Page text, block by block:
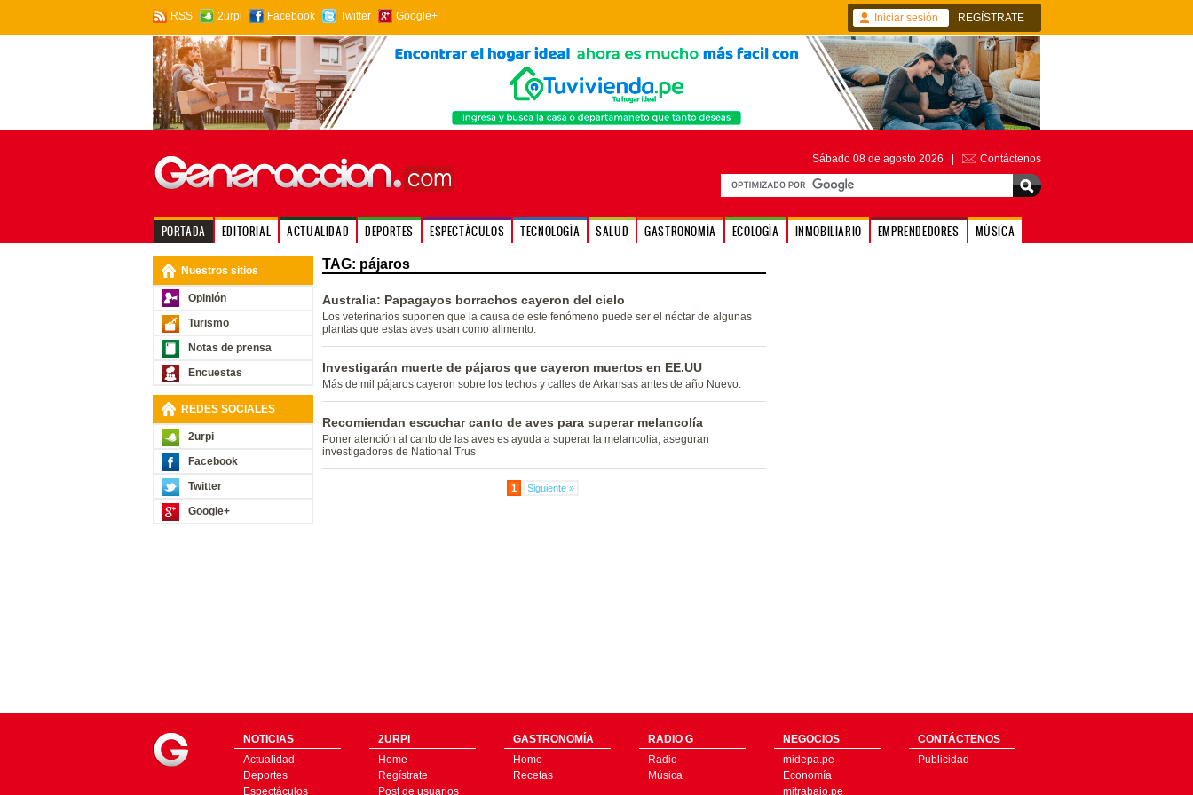
RSS 2urpi Facebook Twitter Google+ Iniciar sesión REGÍSTRATE
Sábado 08 de agosto 2026 | Contáctenos
PORTADA EDITORIAL ACTUALIDAD DEPORTES ESPECTÁCULOS TECNOLOGÍA SALUD GASTRONOMÍA ECOLOGÍA INMOBILIARIO EMPRENDEDORES MÚSICA
Nuestros sitios
Opinión
Turismo
Notas de prensa
Encuestas
REDES SOCIALES
2urpi
Facebook
Twitter
Google+
TAG: pájaros
Australia: Papagayos borrachos cayeron del cielo
Los veterinarios suponen que la causa de este fenómeno puede ser el néctar de algunas
plantas que estas aves usan como alimento.
Investigarán muerte de pájaros que cayeron muertos en EE.UU
Más de mil pájaros cayeron sobre los techos y calles de Arkansas antes de año Nuevo.
Recomiendan escuchar canto de aves para superar melancolía
Poner atención al canto de las aves es ayuda a superar la melancolia, aseguran
investigadores de National Trus
1 Siguiente »
NOTICIAS
Actualidad
Deportes
Espectáculos
2URPI
Home
Regístrate
Post de usuarios
GASTRONOMÍA
Home
Recetas
RADIO G
Radio
Música
NEGOCIOS
midepa.pe
Economía
mitrabajo.pe
CONTÁCTENOS
Publicidad